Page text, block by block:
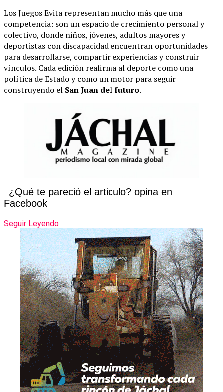
Los Juegos Evita representan mucho más que una
competencia: son un espacio de crecimiento personal y
colectivo, donde niños, jóvenes, adultos mayores y
deportistas con discapacidad encuentran oportunidades
para desarrollarse, compartir experiencias y construir
vínculos. Cada edición reafirma al deporte como una
política de Estado y como un motor para seguir
construyendo el San Juan del futuro.
¿Qué te pareció el articulo? opina en
Facebook
Seguir Leyendo